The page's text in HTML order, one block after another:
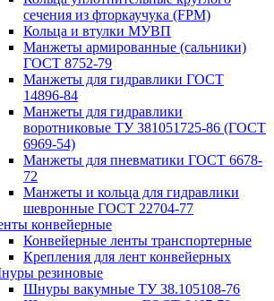
сечения из фторкаучука (FPM)
Кольца и втулки МУВП
Манжеты армированные (сальники)
ГОСТ 8752-79
Манжеты для гидравлики ГОСТ
14896-84
Манжеты для гидравлики
воротниковые ТУ 381051725-86 (ГОСТ
6969-54)
Манжеты для пневматики ГОСТ 6678-
72
Манжеты и кольца для гидравлики
шевронные ГОСТ 22704-77
конвейерные
Конвейерные ленты транспортерные
Крепления для лент конвейерных
резиновые
Шнуры вакумные ТУ 38.105108-76